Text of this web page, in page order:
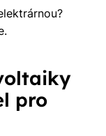
pro